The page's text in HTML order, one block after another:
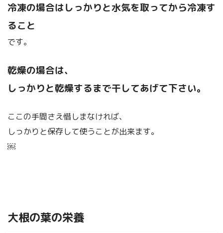
冷凍の場合はしっかりと水気を取ってから冷凍す
ること
です。
乾燥の場合は、
しっかりと乾燥するまで干してあげて下さい。
ここの手間さえ惜しまなければ、
しっかりと保存して使うことが出来ます。
￼
大根の葉の栄養